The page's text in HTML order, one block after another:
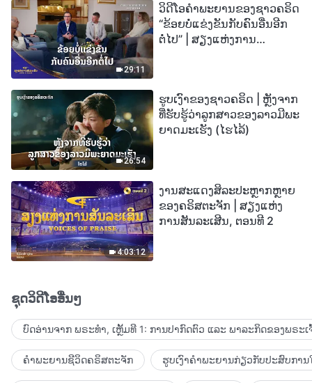
29:11
ວິດີໂອຄຳພະຍານຂອງຊາວຄຣິດ
“ຂ້ອຍບໍ່ແຂ່ງຂັນກັບຄົນອື່ນອີກ
ຕໍ່ໄປ” | ສຽງແຫ່ງການ
26:54
ຮູບເງົາຂອງຊາວຄຣິດ | ຫຼັງຈາກ
ທີ່ຮັບຮູ້ວ່າລູກສາວຂອງລາວມີພະ
ຍາດມະເຮັງ (ໄຮໄລ້)
4:03:12
ງານສະແດງສິລະປະຫຼາກຫຼາຍ
ຂອງຄຣິສຕະຈັກ | ສຽງແຫ່ງ
ການສັນລະເສີນ, ຕອນທີ 2
ຊຸດວິດີໂອອື່ນໆ
ບົດອ່ານຈາກ ພຣະທຳ, ເຫຼັ້ມທີ 1: ການປາກົດຕົວ ແລະ ພາລະກິດຂອງພຣະເ
ຄຳພະຍານຊີວິດຄຣິສຕະຈັກ ຮູບເງົາຄຳພະຍານກ່ຽວກັບປະສົບກາ